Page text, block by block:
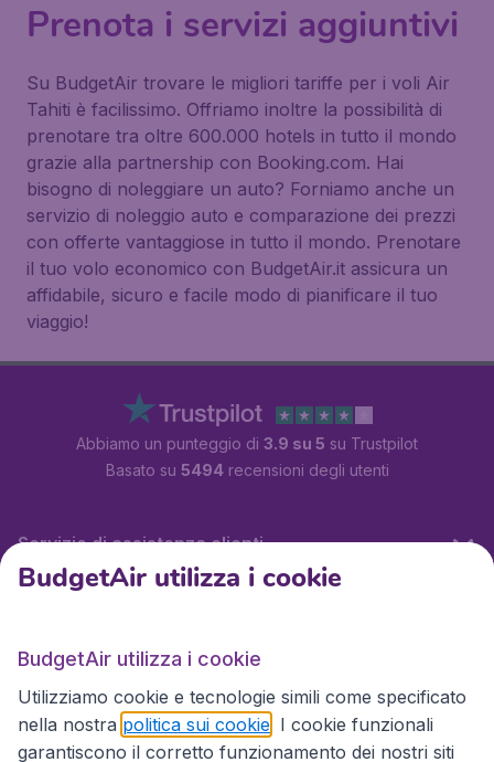
Prenota i servizi aggiuntivi
Su BudgetAir trovare le migliori tariffe per i voli Air
Tahiti è facilissimo. Offriamo inoltre la possibilità di
prenotare tra oltre 600.000 hotels in tutto il mondo
grazie alla partnership con Booking.com. Hai
bisogno di noleggiare un auto? Forniamo anche un
servizio di noleggio auto e comparazione dei prezzi
con offerte vantaggiose in tutto il mondo. Prenotare
il tuo volo economico con BudgetAir.it assicura un
affidabile, sicuro e facile modo di pianificare il tuo
viaggio!
Abbiamo un punteggio di 3.9 su 5 su Trustpilot
Basato su 5494recensioni degli utenti
Servizio di assistenza clienti
Siti internazionali
BudgetAir utilizza i cookie
BudgetAir utilizza i cookie
Utilizziamo cookie e tecnologie simili come specificato
nella nostra politica sui cookie . I cookie funzionali
garantiscono il corretto funzionamento dei nostri siti